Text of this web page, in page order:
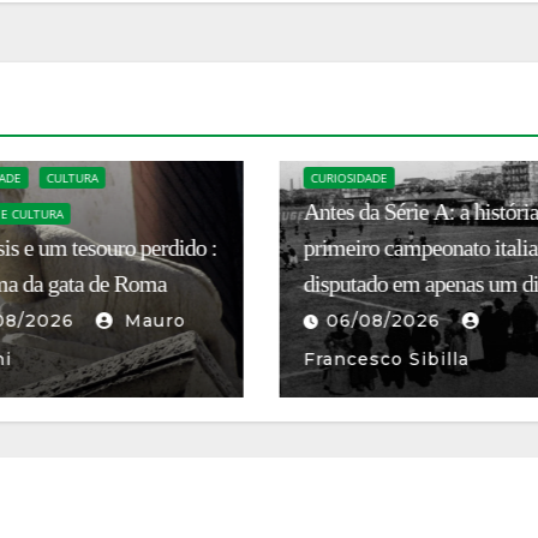
Série A: a história do
campeonato italiano,
em apenas um dia
2026
Sibilla
CURIOSIDADE HISTÓRIA E CULTURA
O pátio onde Roma se
transformava em
segredo escondido de
Sant’Angelo
06/08/2026
Fanfoni